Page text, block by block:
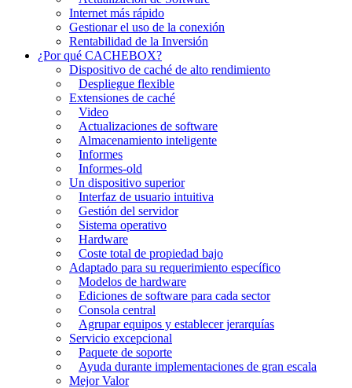
Internet más rápido
Gestionar el uso de la conexión
Rentabilidad de la Inversión
¿Por qué CACHEBOX?
Dispositivo de caché de alto rendimiento
Despliegue flexible
Extensiones de caché
Video
Actualizaciones de software
Almacenamiento inteligente
Informes
Informes-old
Un dispositivo superior
Interfaz de usuario intuitiva
Gestión del servidor
Sistema operativo
Hardware
Coste total de propiedad bajo
Adaptado para su requerimiento específico
Modelos de hardware
Ediciones de software para cada sector
Consola central
Agrupar equipos y establecer jerarquías
Servicio excepcional
Paquete de soporte
Ayuda durante implementaciones de gran escala
Mejor Valor